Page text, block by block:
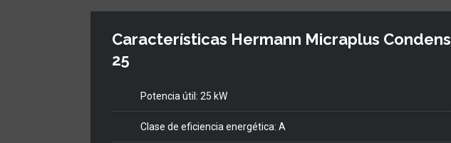
Características Hermann Micraplus Condens
25
Potencia útil: 25 kW
Clase de eficiencia energética: A